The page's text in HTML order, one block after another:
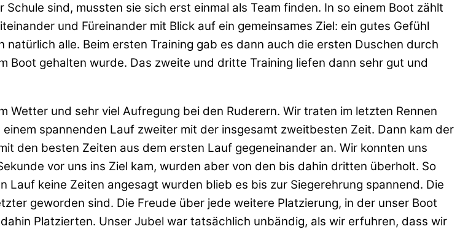
sind, mussten sie sich erst einmal als Team finden. In so einem Boot zählt
und Füreinander mit Blick auf ein gemeinsames Ziel: ein gutes Gefühl
alle. Beim ersten Training gab es dann auch die ersten Duschen durch
Boot gehalten wurde. Das zweite und dritte Training liefen dann sehr gut und
und sehr viel Aufregung bei den Ruderern. Wir traten im letzten Rennen
spannenden Lauf zweiter mit der insgesamt zweitbesten Zeit. Dann kam der
den besten Zeiten aus dem ersten Lauf gegeneinander an. Wir konnten uns
vor uns ins Ziel kam, wurden aber von den bis dahin dritten überholt. So
keine Zeiten angesagt wurden blieb es bis zur Siegerehrung spannend. Die
geworden sind. Die Freude über jede weitere Platzierung, in der unser Boot
Platzierten. Unser Jubel war tatsächlich unbändig, als wir erfuhren, dass wir